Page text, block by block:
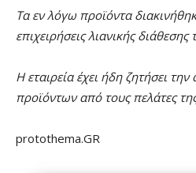
Τα εν λόγω προϊόντα
επιχειρήσεις λιανικής
Η εταιρεία έχει ήδη ζητήσει
προϊόντων από τους πελάτες
protothema.GR